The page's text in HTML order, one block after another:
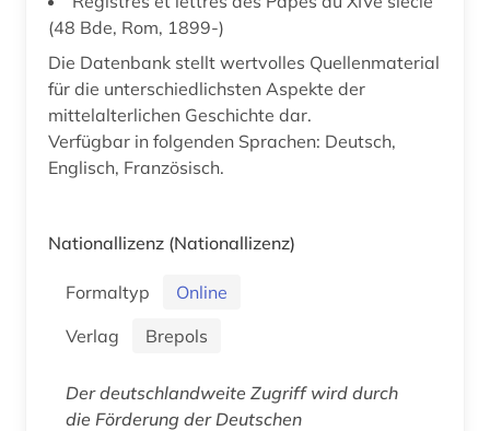
(48 Bde, Rom, 1899-)
Die Datenbank stellt wertvolles Quellenmaterial
für die unterschiedlichsten Aspekte der
mittelalterlichen Geschichte dar.
Verfügbar in folgenden Sprachen: Deutsch,
Englisch, Französisch.
Nationallizenz (Nationallizenz)
Formaltyp
Online
Verlag
Brepols
Der deutschlandweite Zugriff wird durch
die Förderung der Deutschen